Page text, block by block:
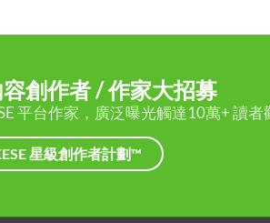
創作者 / 作家大招募
平台作家，廣泛曝光觸達10萬+ 讀者
星級創作者計劃™